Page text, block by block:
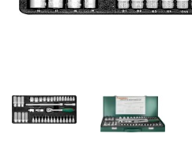
Новости
Гарантия и сервис
Доставка и оплата